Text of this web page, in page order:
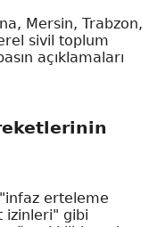
Mersin, Trabzon,
sivil toplum
açıklamaları
erteleme
izinleri" gibi